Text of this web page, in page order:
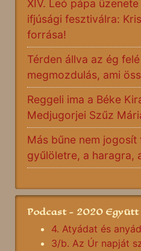
XIV. Leó pápa
ifjúsági fesztiválra:
forrása!
Térden állva az ég
megmozdulás, ami
Reggeli ima a Béke
Medjugorjei Szűz
Más bűne nem jogosít
gyűlöletre, a haragra,
Podcast - 2020 Együtt
4. Atyádat és
3/b. Az Úr napját